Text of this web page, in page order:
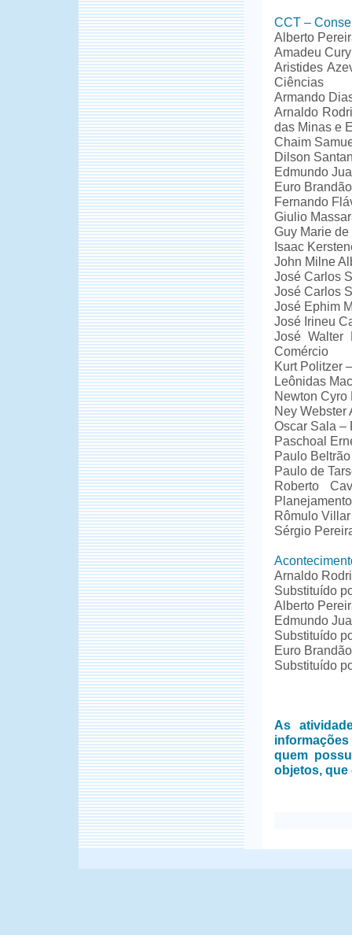
CCT –
Alberto
Amadeu
Aristides
Ciências
Armando
Arnaldo
das Minas e
Chaim
Dilson
Edmundo
Euro
Fernando
Giulio
Guy Marie
Isaac
John Milne
José Carlos
José Carlos
José Ephim
José Irineu
José Walter
Comércio
Kurt Politzer
Leônidas
Newton Cyro
Ney Webster
Oscar Sala –
Paschoal
Paulo
Paulo de
Roberto
Planejamento
Rômulo
Sérgio
Arnaldo
Substituído
Alberto
Edmundo
Substituído
Euro
Substituído
As
quem
objetos, que